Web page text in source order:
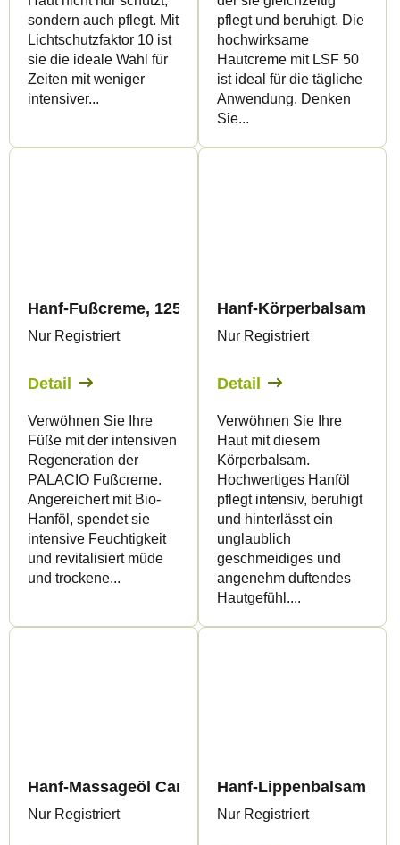
sondern auch pflegt. Mit
Lichtschutzfaktor 10 ist
sie die ideale Wahl für
Zeiten mit weniger
intensiver...
pflegt und beruhigt. Die
hochwirksame
Hautcreme mit LSF 50
ist ideal für die tägliche
Anwendung. Denken
Sie...
Hanf-Fußcreme, 125 ml - Palacio
Nur Registriert
Detail
Verwöhnen Sie Ihre
Füße mit der intensiven
Regeneration der
PALACIO Fußcreme.
Angereichert mit Bio-
Hanföl, spendet sie
intensive Feuchtigkeit
und revitalisiert müde
und trockene...
Hanf-Körperbalsam mit
Nur Registriert
Detail
Verwöhnen Sie Ihre
Haut mit diesem
Körperbalsam.
Hochwertiges Hanföl
pflegt intensiv, beruhigt
und hinterlässt ein
unglaublich
geschmeidiges und
angenehm duftendes
Hautgefühl....
Hanf-Massageöl Cannasex - Canalogy
Nur Registriert
Hanf-Lippenbalsam -
Nur Registriert